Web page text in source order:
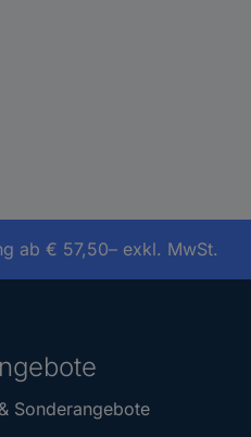
ab € 57,50– exkl. MwSt.
Sonderangebote